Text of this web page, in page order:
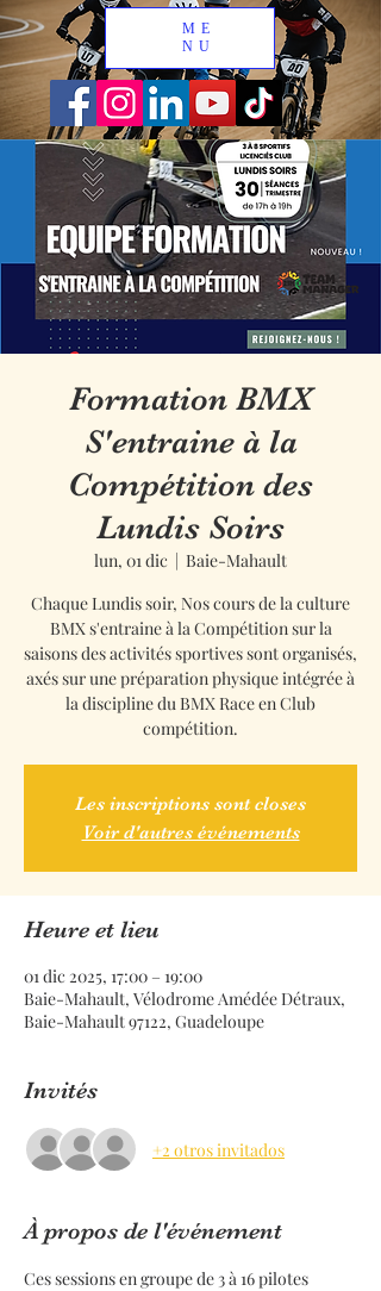
ME
NU
Formation BMX
S'entraine à la
Compétition des
Lundis Soirs
lun, 01 dic
  |
Baie-Mahault
Chaque Lundis soir, Nos cours de la culture
BMX s'entraine à la Compétition sur la
saisons des activités sportives sont organisés,
axés sur une préparation physique intégrée à
la discipline du BMX Race en Club
compétition.
Les inscriptions sont closes
Voir d'autres événements
Heure et lieu
01 dic 2025, 17:00 – 19:00
Baie-Mahault, Vélodrome Amédée Détraux,
Baie-Mahault 97122, Guadeloupe
Invités
+2 otros invitados
À propos de l'événement
Ces sessions en groupe de 3 à 16 pilotes